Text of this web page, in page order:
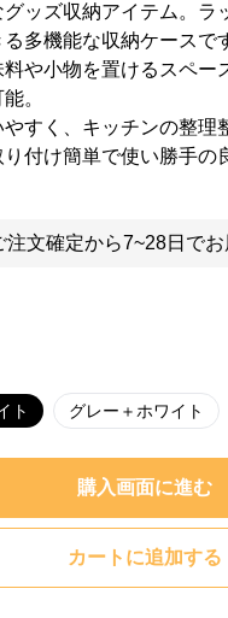
ッズ収納アイテム。ラ
多機能な収納ケースで
料や小物を置けるスペ
。
すく、キッチンの整理
付け簡単で使い勝手の
注文確定から7~28日で
ト グレー＋ホワイト
購入画面に進む
カートに追加する